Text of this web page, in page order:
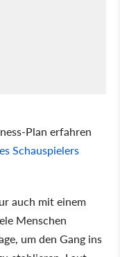
Plan erfahren
Schauspielers
auch mit einem
Menschen
um den Gang ins